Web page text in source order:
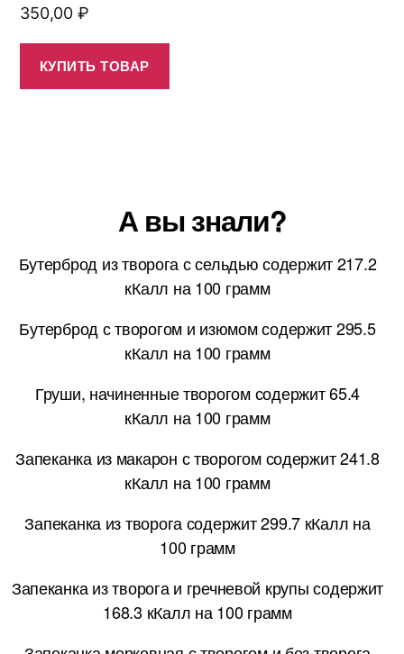
350,00 ₽
КУПИТЬ ТОВАР
А вы знали?
Бутерброд из творога с сельдью содержит 217.2
кКалл на 100 грамм
Бутерброд с творогом и изюмом содержит 295.5
кКалл на 100 грамм
Груши, начиненные творогом содержит 65.4
кКалл на 100 грамм
Запеканка из макарон с творогом содержит 241.8
кКалл на 100 грамм
Запеканка из творога содержит 299.7 кКалл на
100 грамм
Запеканка из творога и гречневой крупы содержит
168.3 кКалл на 100 грамм